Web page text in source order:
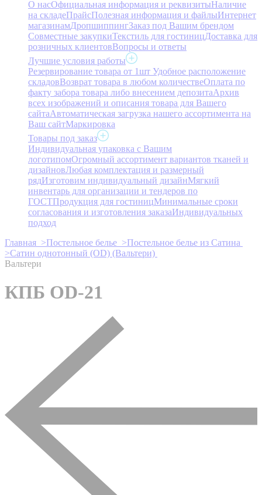
О насОфициальная информация и реквизитыНаличие
на складеПрайсПолезная информация и файлыИнтернет
магазинамДропшиппингЗаказ под Вашим брендом
Совместные закупкиТекстиль для гостиницДоставка для
розничных клиентовВопросы и ответы
Лучшие условия работы
Резервирование товара от 1шт Удобное расположение
складовВозврат товара в любом количествеОплата по
факту забора товара либо внесением депозитаАрхив
всех изображений и описания товара для Вашего
сайтаАвтоматическая загрузка нашего ассортимента на
Ваш сайтМаркировка
Товары под заказ
Индивидуальная упаковка с Вашим
логотипомОгромный ассортимент вариантов тканей и
дизайновЛюбая комплектация и размерный
рядИзготовим индивидуальный дизайнМягкий
инвентарь для организации и тендеров по
ГОСТПродукция для гостиницМинимальные сроки
согласования и изготовления заказаИндивидуальных
подход
Главная >Постельное белье >Постельное белье из Сатина
>Сатин однотонный (OD) (Вальтери)
Вальтери
КПБ OD-21